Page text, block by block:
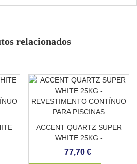
superfície
relacionados
ACCENT QUARTZ SUPER
WHITE 25KG -
REVESTIMENTO
77,70 €